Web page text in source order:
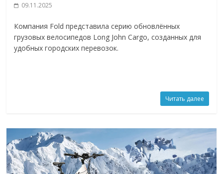
09.11.2025
Компания Fold представила серию обновлённых
грузовых велосипедов Long John Cargo, созданных для
удобных городских перевозок.
Читать далее